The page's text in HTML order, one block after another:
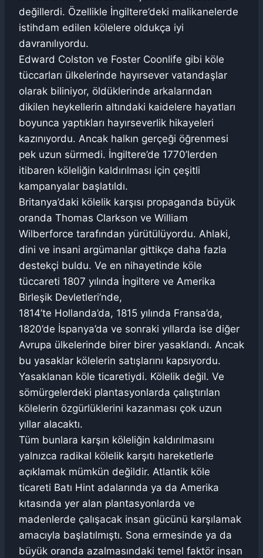
değillerdi. Özellikle İngiltere’deki malikanelerde
istihdam edilen kölelere oldukça iyi
davranılıyordu.
Edward Colston ve Foster Coonlife gibi köle
tüccarları ülkelerinde hayırsever vatandaşlar
olarak biliniyor, öldüklerinde arkalarından
dikilen heykellerin altındaki kaidelere hayatları
boyunca yaptıkları hayırseverlik hikayeleri
kazınıyordu. Ancak halkın gerçeği öğrenmesi
pek uzun sürmedi. İngiltere’de 1770’lerden
itibaren köleliğin kaldırılması için çeşitli
kampanyalar başlatıldı.
Britanya’daki kölelik karşısı propaganda büyük
oranda Thomas Clarkson ve William
Wilberforce tarafından yürütülüyordu. Ahlaki,
dini ve insani argümanlar gittikçe daha fazla
destekçi buldu. Ve en nihayetinde köle
tüccareti 1807 yılında İngiltere ve Amerika
Birleşik Devletleri’nde,
1814’te Hollanda’da, 1815 yılında Fransa’da,
1820’de İspanya’da ve sonraki yıllarda ise diğer
Avrupa ülkelerinde birer birer yasaklandı. Ancak
bu yasaklar kölelerin satışlarını kapsıyordu.
Yasaklanan köle ticaretiydi. Kölelik değil. Ve
sömürgelerdeki plantasyonlarda çalıştırılan
kölelerin özgürlüklerini kazanması çok uzun
yıllar alacaktı.
Tüm bunlara karşın köleliğin kaldırılmasını
yalnızca radikal kölelik karşıtı hareketlerle
açıklamak mümkün değildir. Atlantik köle
ticareti Batı Hint adalarında ya da Amerika
kıtasında yer alan plantasyonlarda ve
madenlerde çalışacak insan gücünü karşılamak
amacıyla başlatılmıştı. Sona ermesinde ya da
büyük oranda azalmasındaki temel faktör insan